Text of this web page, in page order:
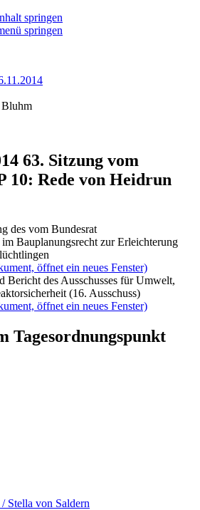
springen
springen
63. Sitzung vom
10: Rede von Heidrun
des vom Bundesrat
Bauplanungsrecht zur Erleichterung
öffnet ein neues Fenster)
Bericht des Ausschusses für Umwelt,
(16. Ausschuss)
öffnet ein neues Fenster)
Tagesordnungspunkt
Stella von Saldern